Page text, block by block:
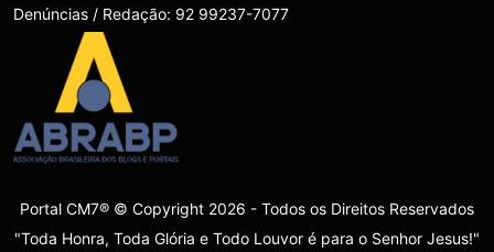
Denúncias / Redação: 92 99237-7077
Portal CM7® © Copyright 2026 - Todos os Direitos Reservados
"Toda Honra, Toda Glória e Todo Louvor é para o Senhor Jesus!"